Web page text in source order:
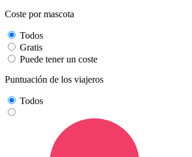
Coste por mascota
Todos
Gratis
Puede tener un coste
Puntuación de los viajeros
Todos